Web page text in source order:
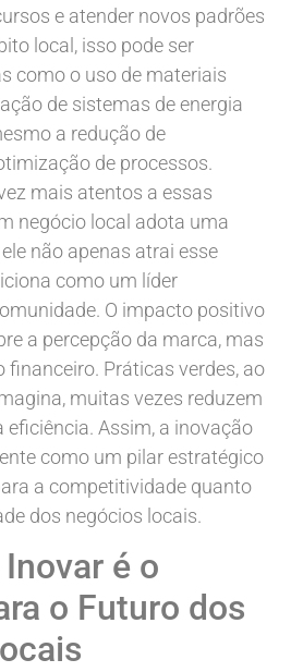
e atender novos padrões
local, isso pode ser
como o uso de materiais
de sistemas de energia
a redução de
de processos.
mais atentos a essas
negócio local adota uma
não apenas atrai esse
como um líder
O impacto positivo
a percepção da marca, mas
Práticas verdes, ao
muitas vezes reduzem
Assim, a inovação
como um pilar estratégico
a competitividade quanto
dos negócios locais.
é o
o Futuro dos